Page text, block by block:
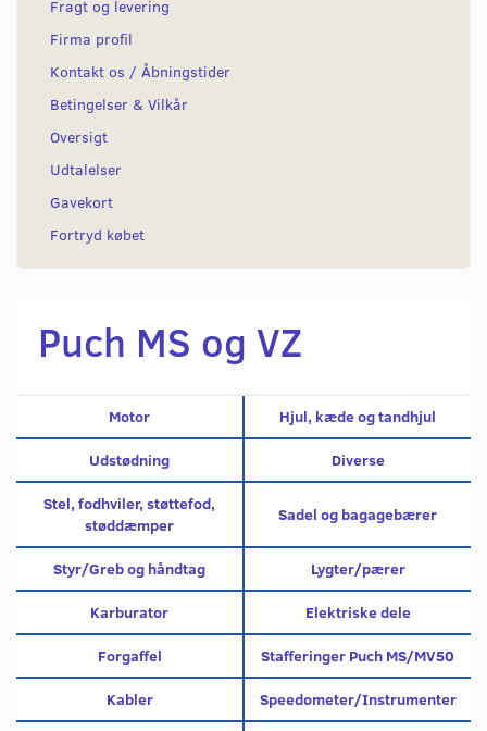
Fragt og levering
Firma profil
Kontakt os / Åbningstider
Betingelser & Vilkår
Oversigt
Udtalelser
Gavekort
Fortryd købet
Puch MS og VZ
Motor Hjul, kæde og tandhjul
Udstødning Diverse
Stel, fodhviler, støttefod,
støddæmper
Sadel og bagagebærer
Styr/Greb og håndtag Lygter/pærer
Karburator Elektriske dele
Forgaffel Stafferinger Puch MS/MV50
Kabler Speedometer/Instrumenter